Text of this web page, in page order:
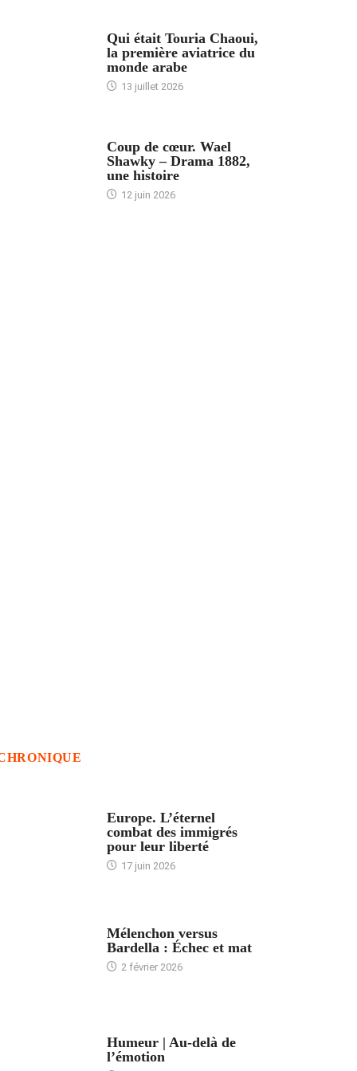
Qui était Touria Chaoui,
la première aviatrice du
monde arabe
13 juillet 2026
Coup de cœur. Wael
Shawky – Drama 1882,
une histoire
12 juin 2026
Europe. L’éternel
combat des immigrés
pour leur liberté
17 juin 2026
Mélenchon versus
Bardella : Échec et mat
2 février 2026
Humeur | Au-delà de
l’émotion